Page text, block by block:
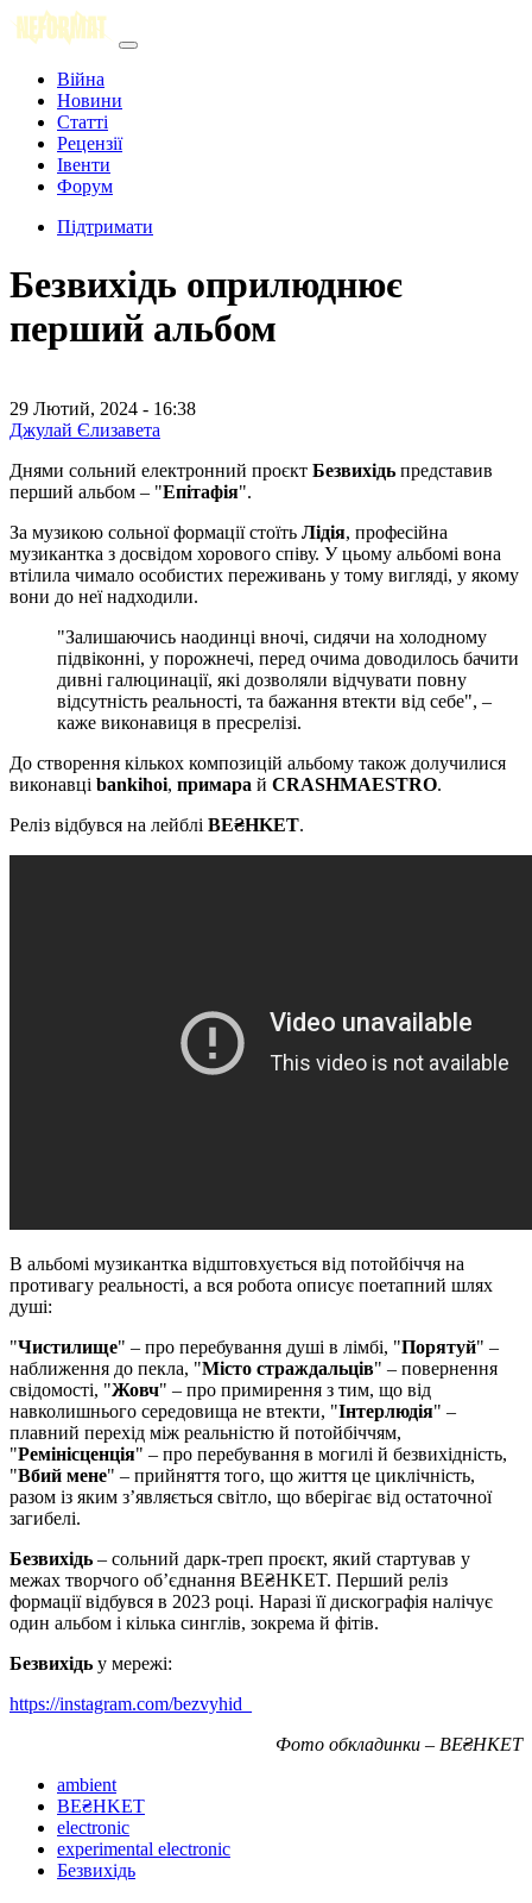
Війна
Новини
Статті
Рецензії
Івенти
Форум
Підтримати
Безвихідь оприлюднює
перший альбом
29 Лютий, 2024 - 16:38
Джулай Єлизавета
Днями сольний електронний проєкт Безвихідь представив
перший альбом – "Епітафія".
За музикою сольної формації стоїть Лідія, професійна
музикантка з досвідом хорового співу. У цьому альбомі вона
втілила чимало особистих переживань у тому вигляді, у якому
вони до неї надходили.
"Залишаючись наодинці вночі, сидячи на холодному
підвіконні, у порожнечі, перед очима доводилось бачити
дивні галюцинації, які дозволяли відчувати повну
відсутність реальності, та бажання втекти від себе", –
каже виконавиця в пресрелізі.
До створення кількох композицій альбому також долучилися
виконавці bankihoi, примара й CRASHMAESTRO.
Реліз відбувся на лейблі BE₴HKET.
В альбомі музикантка відштовхується від потойбіччя на
противагу реальності, а вся робота описує поетапний шлях
душі:
"Чистилище" – про перебування душі в лімбі, "Порятуй" –
наближення до пекла, "Місто страждальців" – повернення
свідомості, "Жовч" – про примирення з тим, що від
навколишнього середовища не втекти, "Інтерлюдія" –
плавний перехід між реальністю й потойбіччям,
"Ремінісценція" – про перебування в могилі й безвихідність,
"Вбий мене" – прийняття того, що життя це циклічність,
разом із яким з’являється світло, що вберігає від остаточної
загибелі.
Безвихідь – сольний дарк-треп проєкт, який стартував у
межах творчого об’єднання BE₴HKET. Перший реліз
формації відбувся в 2023 році. Наразі її дискографія налічує
один альбом і кілька синглів, зокрема й фітів.
Безвихідь у мережі:
https://instagram.com/bezvyhid_
Фото обкладинки – BE₴HKET
ambient
BE₴HKET
electronic
experimental electronic
Безвихідь